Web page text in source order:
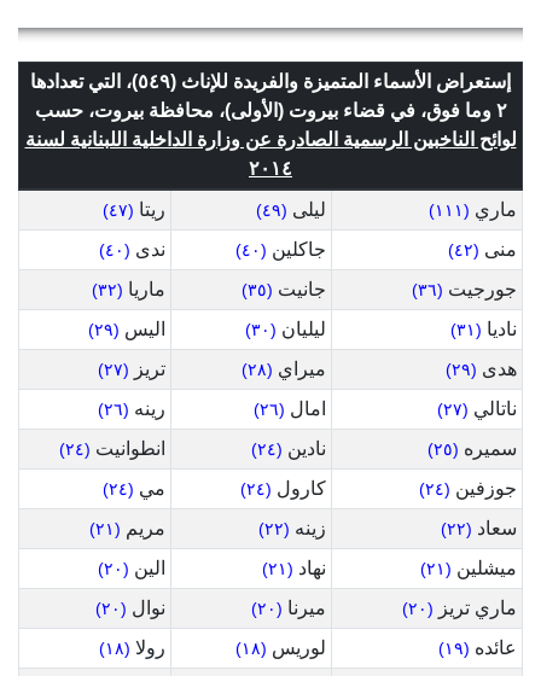
إستعراض الأسماء المتميزة والفريدة للإناث (٥٤٩)، التي تعدادها
٢ وما فوق، في قضاء بيروت (الأولى)، محافظة بيروت، حسب
لوائح الناخبين الرسمية الصادرة عن وزارة الداخلية اللبنانية لسنة
٢٠١٤
ماري (١١١) ليلى (٤٩) ريتا (٤٧)
منى (٤٢) جاكلين (٤٠) ندى (٤٠)
جورجيت (٣٦) جانيت (٣٥) ماريا (٣٢)
ناديا (٣١) ليليان (٣٠) اليس (٢٩)
هدى (٢٩) ميراي (٢٨) تريز (٢٧)
ناتالي (٢٧) امال (٢٦) رينه (٢٦)
سميره (٢٥) نادين (٢٤) انطوانيت (٢٤)
جوزفين (٢٤) كارول (٢٤) مي (٢٤)
سعاد (٢٢) زينه (٢٢) مريم (٢١)
ميشلين (٢١) نهاد (٢١) الين (٢٠)
ماري تريز (٢٠) ميرنا (٢٠) نوال (٢٠)
عائده (١٩) لوريس (١٨) رولا (١٨)